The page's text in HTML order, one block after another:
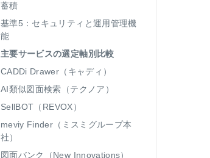
蓄積
基準5：セキュリティと運用管理機
能
主要サービスの選定軸別比較
CADDi Drawer（キャディ）
AI類似図面検索（テクノア）
SellBOT（REVOX）
meviy Finder（ミスミグループ本
社）
図面バンク（New Innovations）